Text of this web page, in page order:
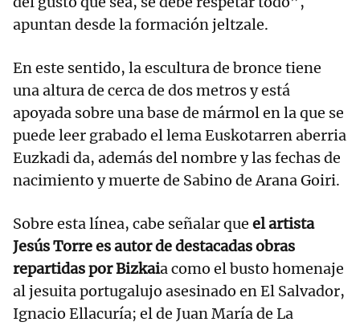
apuntan desde la formación jeltzale.
En este sentido, la escultura de bronce tiene
una altura de cerca de dos metros y está
apoyada sobre una base de mármol en la que se
puede leer grabado el lema Euskotarren aberria
Euzkadi da, además del nombre y las fechas de
nacimiento y muerte de Sabino de Arana Goiri.
Sobre esta línea, cabe señalar que el artista
Jesús Torre es autor de destacadas obras
repartidas por Bizkaia como el busto homenaje
al jesuita portugalujo asesinado en El Salvador,
Ignacio Ellacuría; el de Juan María de La